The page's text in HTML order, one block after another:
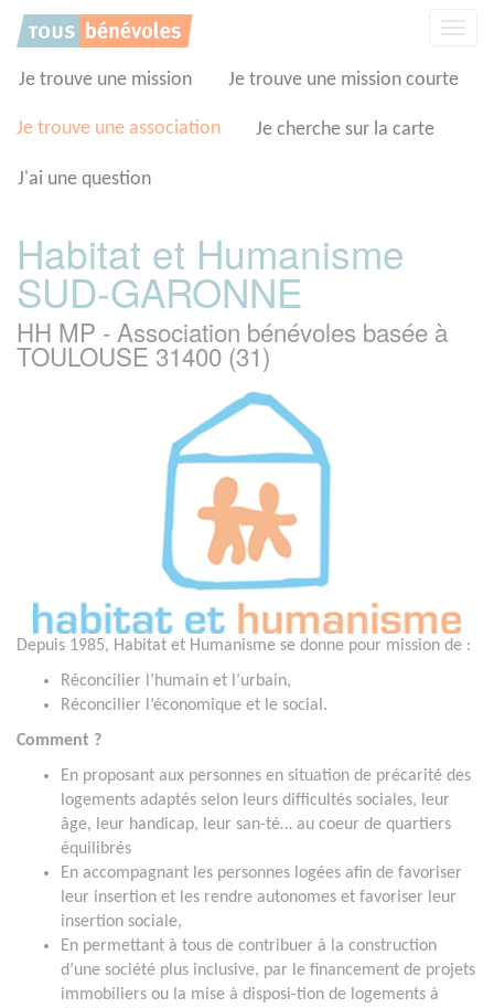
Je trouve une mission Je trouve une mission courte
Je trouve une association Je cherche sur la carte
J'ai une question
Habitat et Humanisme
SUD-GARONNE
HH MP - Association bénévoles basée à
TOULOUSE 31400 (31)
Depuis 1985, Habitat et Humanisme se donne pour mission de :
Réconcilier l’humain et l’urbain,
Réconcilier l’économique et le social.
Comment ?
En proposant aux personnes en situation de précarité des
logements adaptés selon leurs difficultés sociales, leur
âge, leur handicap, leur san-té… au coeur de quartiers
équilibrés
En accompagnant les personnes logées afin de favoriser
leur insertion et les rendre autonomes et favoriser leur
insertion sociale,
En permettant à tous de contribuer à la construction
d’une société plus inclusive, par le financement de projets
immobiliers ou la mise à disposi-tion de logements à
Panneau de gestion des cookies